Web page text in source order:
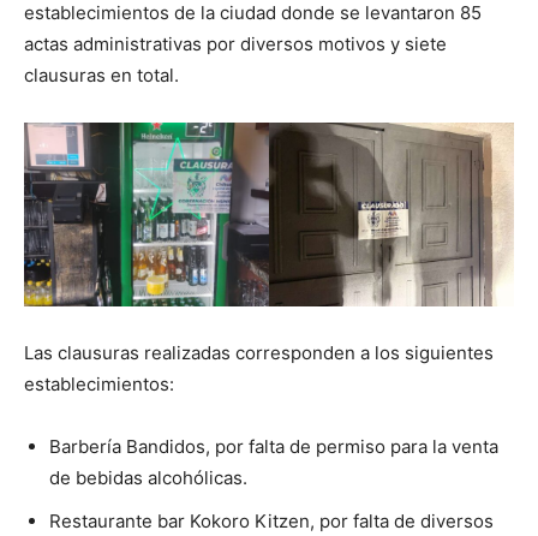
establecimientos de la ciudad donde se levantaron 85
actas administrativas por diversos motivos y siete
clausuras en total.
Las clausuras realizadas corresponden a los siguientes
establecimientos:
Barbería Bandidos, por falta de permiso para la venta
de bebidas alcohólicas.
Restaurante bar Kokoro Kitzen, por falta de diversos